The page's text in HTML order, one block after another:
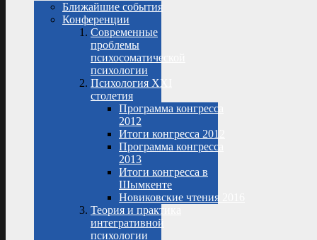
Ближайшие события
Конференции
Современные
проблемы
психосоматической
психологии
Психология XXI
столетия
Программа конгресса
2012
Итоги конгресса 2012
Программа конгресса
2013
Итоги конгресса в
Шымкенте
Новиковские чтения 2016
Теория и практика
интегративной
психологии